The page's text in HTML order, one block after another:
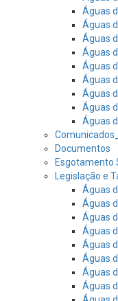
Águas
Águas
Águas
Águas
Águas
Águas
Águas
Águas
Águas
Documentos
Esgotamento
Legislação e
Águas
Águas
Águas
Águas
Águas
Águas
Águas
Águas